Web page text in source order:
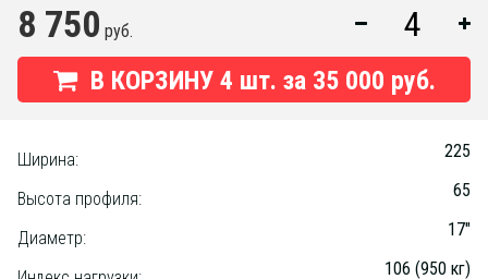
8 750 руб.
В КОРЗИНУ 4 шт. за 35 000 руб.
Ширина: 225
Высота профиля: 65
Диаметр: 17"
106 (950 кг)